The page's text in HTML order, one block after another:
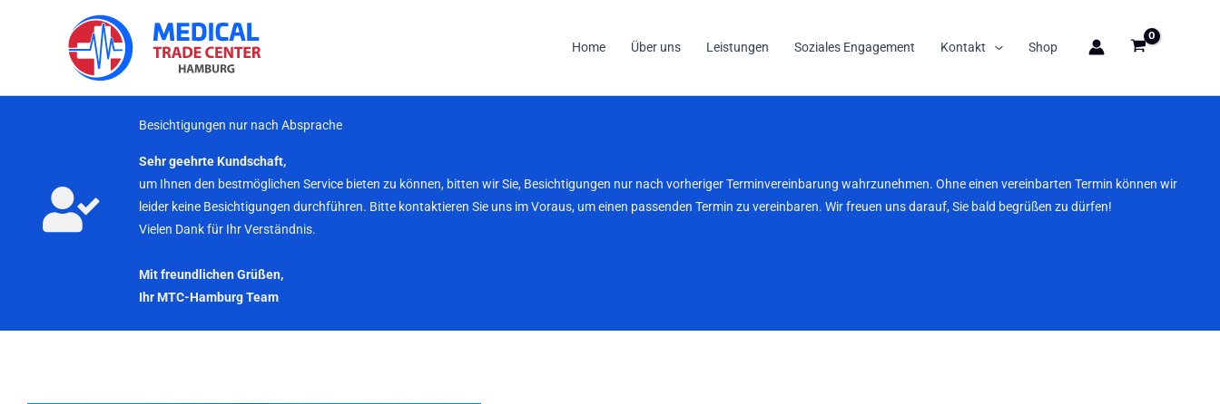
Home Über uns Leistungen Soziales Engagement Kontakt Shop
Besichtigungen nur nach Absprache
Sehr geehrte Kundschaft,
um Ihnen den bestmöglichen Service bieten zu können, bitten wir Sie, Besichtigungen nur nach vorheriger Terminvereinbarung wahrzunehmen. Ohne einen vereinbarten Termin können wir
leider keine Besichtigungen durchführen. Bitte kontaktieren Sie uns im Voraus, um einen passenden Termin zu vereinbaren. Wir freuen uns darauf, Sie bald begrüßen zu dürfen!
Vielen Dank für Ihr Verständnis.
Mit freundlichen Grüßen,
Ihr MTC-Hamburg Team